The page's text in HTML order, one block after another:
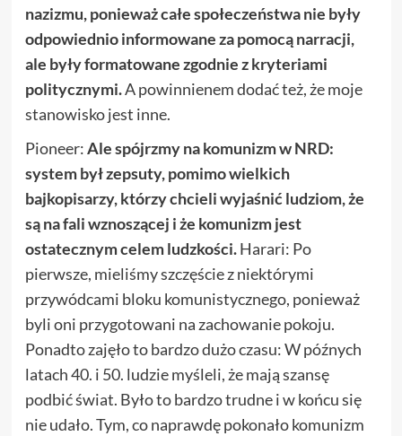
nazizmu, ponieważ całe społeczeństwa nie były
odpowiednio informowane za pomocą narracji,
ale były formatowane zgodnie z kryteriami
politycznymi.A powinnienem dodać też, że moje
stanowisko jest inne.
Pioneer:Ale spójrzmy na komunizm w NRD:
system był zepsuty, pomimo wielkich
bajkopisarzy, którzy chcieli wyjaśnić ludziom, że
są na fali wznoszącej i że komunizm jest
ostatecznym celem ludzkości.Harari: Po
pierwsze, mieliśmy szczęście z niektórymi
przywódcami bloku komunistycznego, ponieważ
byli oni przygotowani na zachowanie pokoju.
Ponadto zajęło to bardzo dużo czasu: W późnych
latach 40. i 50. ludzie myśleli, że mają szansę
podbić świat. Było to bardzo trudne i w końcu się
nie udało. Tym, co naprawdę pokonało komunizm